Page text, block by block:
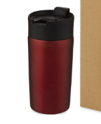
Medžiaga
Gramatūra /
Talpa